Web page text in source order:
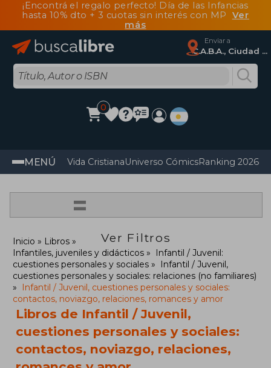
¡Encontrá el regalo perfecto! Día de las Infancias
hasta 10% dto + 3 cuotas sin interés con MP Ver
más
Enviar a
C.A.B.A., Ciudad Autónoma De Buenos Aires
0
MENÚ Vida CristianaUniverso CómicsRanking 2026
=
Ver Filtros
Inicio
Libros
Infantiles, juveniles y didácticos
Infantil / Juvenil:
cuestiones personales y sociales
Infantil / Juvenil,
cuestiones personales y sociales: relaciones (no familiares)
Infantil / Juvenil, cuestiones personales y sociales:
contactos, noviazgo, relaciones, romances y amor
Libros de Infantil / Juvenil,
cuestiones personales y sociales:
contactos, noviazgo, relaciones,